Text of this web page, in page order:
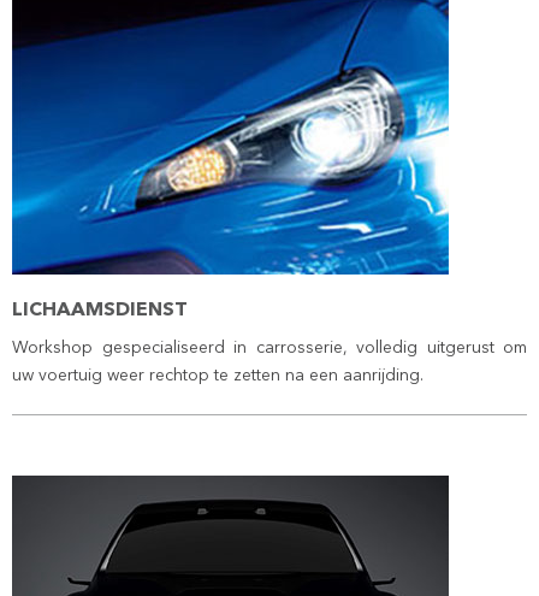
LICHAAMSDIENST
Workshop gespecialiseerd in carrosserie, volledig uitgerust om
uw voertuig weer rechtop te zetten na een aanrijding.